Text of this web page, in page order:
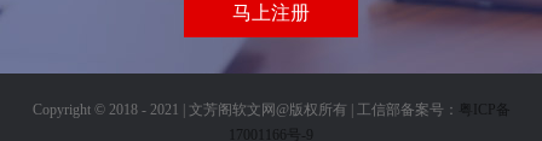
马上注册
Copyright © 2018 - 2021 | 文芳阁软文网@版权所有 | 工信部备案号： 粤ICP备
17001166号-9